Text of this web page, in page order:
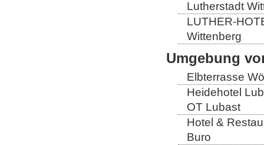
Lutherstadt
LUTHER-
Wittenberg
Umgebung
Elbterrasse
Heidehotel
OT Lubast
Hotel &
Buro